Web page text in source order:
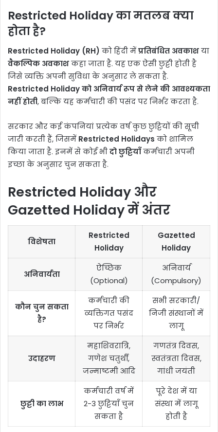
Restricted Holiday का मतलब क्या
होता है?
Restricted Holiday (RH) को हिंदी मेंप्रतिबंधित अवकाशया
वैकल्पिक अवकाशकहा जाता है. यह एक ऐसी छुट्टी होती है
जिसे व्यक्ति अपनी सुविधा के अनुसार ले सकता है.
Restricted Holiday को अनिवार्य रूप से लेने की आवश्यकता
नहीं होती, बल्कि यह कर्मचारी की पसंद पर निर्भर करता है.
सरकार और कई कंपनियां प्रत्येक वर्ष कुछ छुट्टियों की सूची
जारी करती हैं, जिसमें Restricted Holidays को शामिल
किया जाता है. इनमें से कोई भीदो छुट्टियाँकर्मचारी अपनी
इच्छा के अनुसार चुन सकता है.
Restricted Holiday और
Gazetted Holiday में अंतर
विशेषता
Restricted
Holiday
Gazetted
Holiday
अनिवार्यता
ऐच्छिक
(Optional)
अनिवार्य
(Compulsory)
कौन चुन सकता
है?
कर्मचारी की
व्यक्तिगत पसंद
पर निर्भर
सभी सरकारी/
निजी संस्थानों में
लागू
उदाहरण
महाशिवरात्रि,
गणेश चतुर्थी,
जन्माष्टमी आदि
गणतंत्र दिवस,
स्वतंत्रता दिवस,
गांधी जयंती
छुट्टी का लाभ
कर्मचारी वर्ष में
2-3 छुट्टियाँ चुन
सकता है
पूरे देश में या
संस्था में लागू
होती है